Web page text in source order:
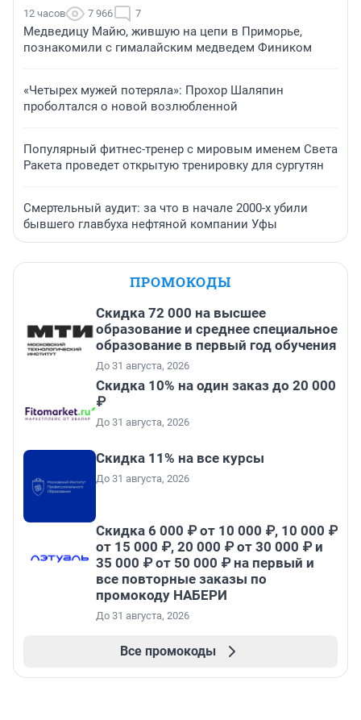
12 часов 7 966 7
Медведицу Майю, жившую на цепи в Приморье,
познакомили с гималайским медведем Фиником
«Четырех мужей потеряла»: Прохор Шаляпин
проболтался о новой возлюбленной
Популярный фитнес-тренер с мировым именем Света
Ракета проведет открытую тренировку для сургутян
Смертельный аудит: за что в начале 2000-х убили
бывшего главбуха нефтяной компании Уфы
ПРОМОКОДЫ
Скидка 72 000 на высшее
образование и среднее специальное
образование в первый год обучения
До 31 августа, 2026
Скидка 10% на один заказ до 20 000
₽
До 31 августа, 2026
Скидка 11% на все курсы
До 31 августа, 2026
Скидка 6 000 ₽ от 10 000 ₽, 10 000 ₽
от 15 000 ₽, 20 000 ₽ от 30 000 ₽ и
35 000 ₽ от 50 000 ₽ на первый и
все повторные заказы по
промокоду НАБЕРИ
До 31 августа, 2026
Все промокоды